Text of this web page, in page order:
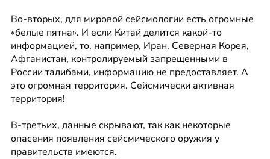
Во-вторых, для мировой сейсмологии есть огромные
«белые пятна». И если Китай делится какой-то
информацией, то, например, Иран, Северная Корея,
Афганистан, контролируемый запрещенными в
России талибами, информацию не предоставляет. А
это огромная территория. Сейсмически активная
территория!
В-третьих, данные скрывают, так как некоторые
опасения появления сейсмического оружия у
правительств имеются.